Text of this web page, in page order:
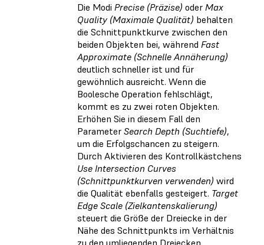
Die Modi Precise (Präzise) oder Max
Quality (Maximale Qualität) behalten
die Schnittpunktkurve zwischen den
beiden Objekten bei, während Fast
Approximate (Schnelle Annäherung)
deutlich schneller ist und für
gewöhnlich ausreicht. Wenn die
Boolesche Operation fehlschlägt,
kommt es zu zwei roten Objekten.
Erhöhen Sie in diesem Fall den
Parameter Search Depth (Suchtiefe),
um die Erfolgschancen zu steigern.
Durch Aktivieren des Kontrollkästchens
Use Intersection Curves
(Schnittpunktkurven verwenden) wird
die Qualität ebenfalls gesteigert. Target
Edge Scale (Zielkantenskalierung)
steuert die Größe der Dreiecke in der
Nähe des Schnittpunkts im Verhältnis
zu den umliegenden Dreiecken.